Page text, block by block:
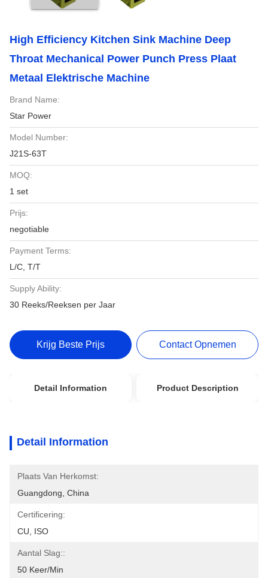
High Efficiency Kitchen Sink Machine Deep
Throat Mechanical Power Punch Press Plaat
Metaal Elektrische Machine
Brand Name:
Star Power
Model Number:
J21S-63T
MOQ:
1 set
Prijs:
negotiable
Payment Terms:
L/C, T/T
Supply Ability:
30 Reeks/Reeksen per Jaar
Krijg Beste Prijs Contact Opnemen
Detail Information Product Description
Detail Information
Plaats Van Herkomst:
Guangdong, China
Certificering:
CU, ISO
Aantal Slag::
50 Keer/Min